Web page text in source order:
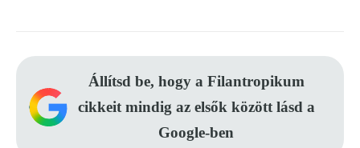
Állítsd be, hogy a Filantropikum
cikkeit mindig az elsők között lásd a
Google-ben